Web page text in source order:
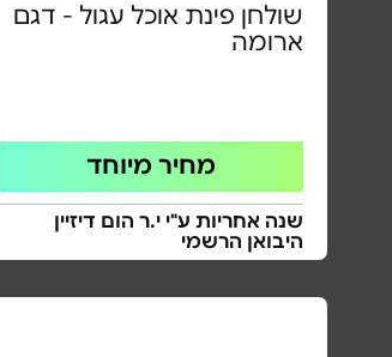
שולחן פינת אוכל עגול - דגם
ארומה
מחיר מיוחד
שנה אחריות ע"י י.ר הום דיזיין
היבואן הרשמי